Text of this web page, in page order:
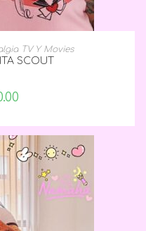
TV Y Movies
SCOUT